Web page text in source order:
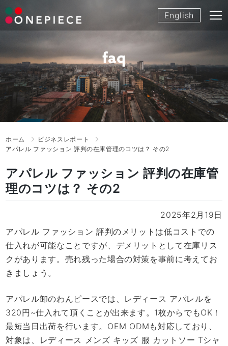
Skip
to
English
faq
ホーム
ビジネスレポート
アパレル ファッション 評判の在庫管理のコツは？ その2
アパレル ファッション 評判の在庫管
理のコツは？ その2
2025年2月19日
アパレル ファッション 評判のメリットは低コストでの
仕入れが可能なことですが、デメリットとして在庫リス
クがあります。売れ残った場合の対策を事前に考えてお
きましょう。
アパレル卸のわんピースでは、レディース アパレルを
320円~仕入れて頂くことが出来ます。1枚からでもOK！
最短当日出荷を行います。OEM ODMも対応しており、
対象は、レディース メンズ キッズ 服 カットソー Tシャ